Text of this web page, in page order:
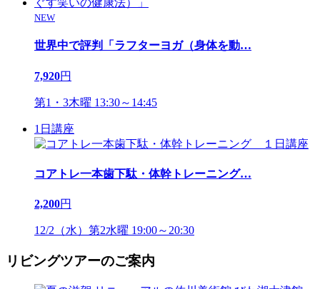
NEW
世界中で評判「ラフターヨガ（身体を動…
7,920円
第1・3木曜 13:30～14:45
1日講座
コアトレ一本歯下駄・体幹トレーニング…
2,200円
12/2（水）第2水曜 19:00～20:30
リビングツアーのご案内